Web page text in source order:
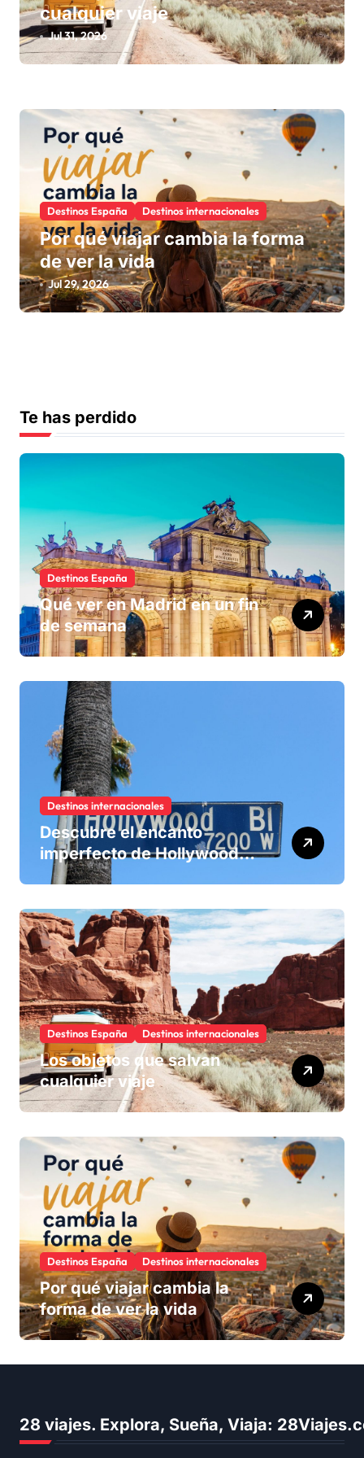
cualquier viaje
Jul 31, 2026
Destinos España Destinos internacionales
Por qué viajar cambia la forma
de ver la vida
Jul 29, 2026
Te has perdido
Destinos España
Qué ver en Madrid en un fin
de semana
Destinos internacionales
Descubre el encanto
imperfecto de Hollywood
Boulevard, la calle del cine
Destinos España Destinos internacionales
Los objetos que salvan
cualquier viaje
Destinos España Destinos internacionales
Por qué viajar cambia la
forma de ver la vida
28 viajes. Explora, Sueña, Viaja: